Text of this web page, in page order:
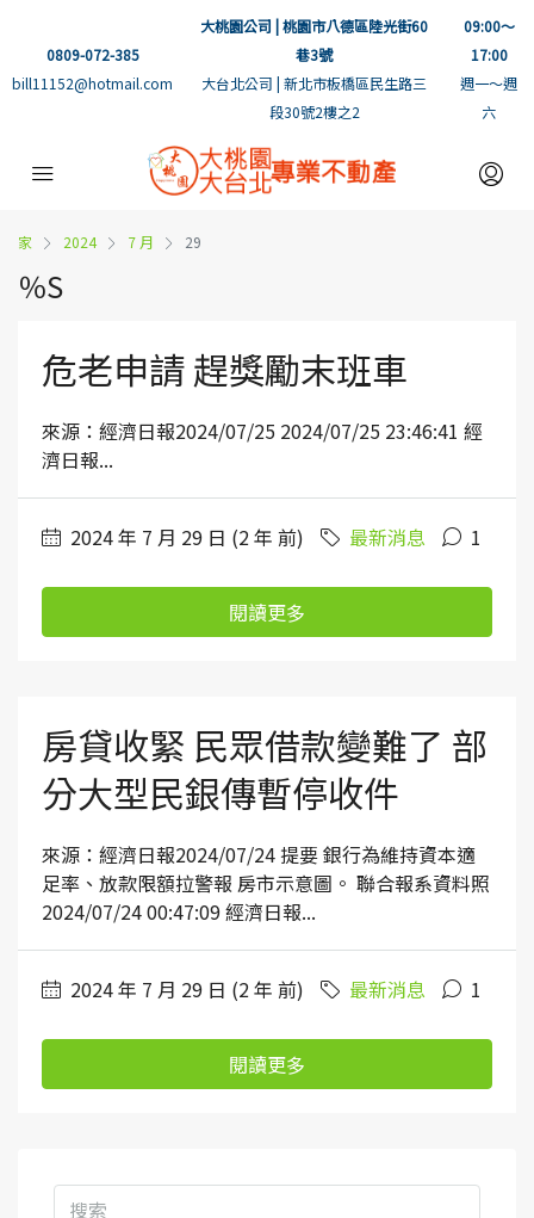
0809-072-385
bill11152@hotmail.com
大桃園公司 | 桃園市八德區陸光街60
巷3號
大台北公司 | 新北市板橋區民生路三
段30號2樓之2
09:00～
17:00
週一～週
六
家 2024 7 月 29
％S
危老申請 趕獎勵末班車
來源：經濟日報2024/07/25 2024/07/25 23:46:41 經
濟日報...
2024 年 7 月 29 日 (2 年 前) 最新消息 1
閱讀更多
房貸收緊 民眾借款變難了 部
分大型民銀傳暫停收件
來源：經濟日報2024/07/24 提要 銀行為維持資本適
足率、放款限額拉警報 房市示意圖。 聯合報系資料照
2024/07/24 00:47:09 經濟日報...
2024 年 7 月 29 日 (2 年 前) 最新消息 1
閱讀更多